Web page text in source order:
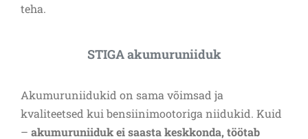
teha.
STIGA akumuruniiduk
Akumuruniidukid on sama võimsad ja
kvaliteetsed kui bensiinimootoriga niidukid. Kuid
– akumuruniiduk ei saasta keskkonda, töötab